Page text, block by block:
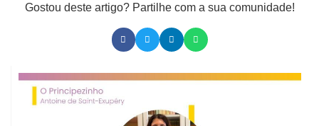
Gostou deste artigo? Partilhe com a sua comunidade!